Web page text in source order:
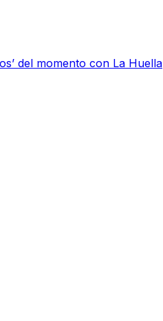
del momento con La Huella